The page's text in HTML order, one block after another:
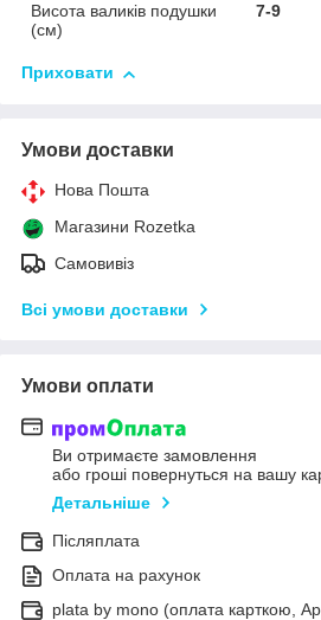
Висота валиків подушки
(см)
7-9
Приховати
Умови доставки
Нова Пошта
Магазини Rozetka
Самовивіз
Всі умови доставки
Умови оплати
Ви отримаєте замовлення
або гроші повернуться на вашу
Детальніше
Післяплата
Оплата на рахунок
plata by mono (оплата карткою,